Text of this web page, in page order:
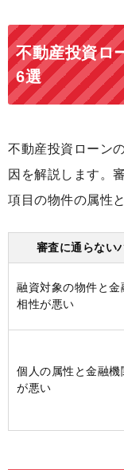
不動産投資ロ
6選
不動産投資ローン
因を解説します。
項目の物件の属性
審査に通らない
融資対象の物件と金
相性が悪い
個人の属性と金融機
が悪い